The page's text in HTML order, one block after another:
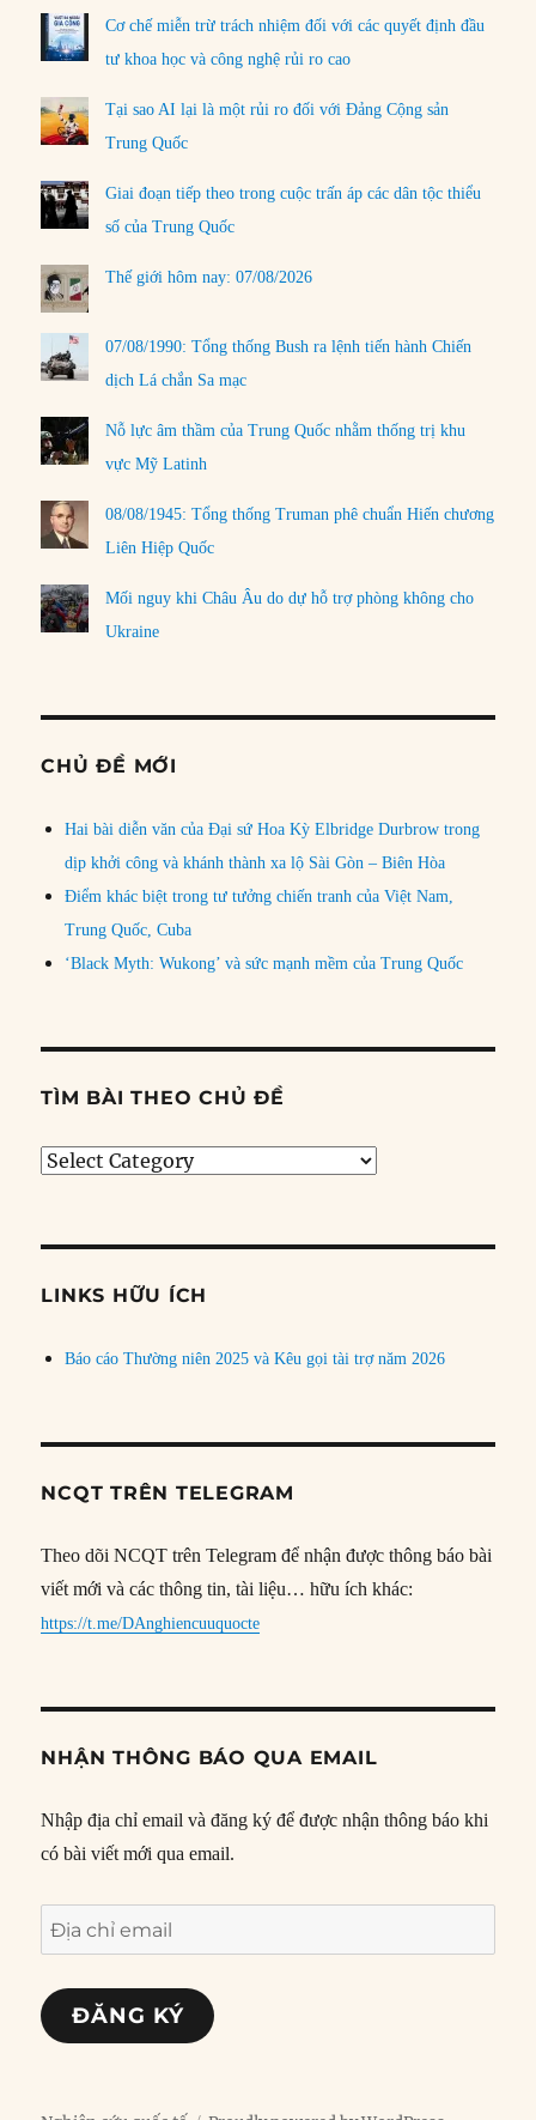
Cơ chế miễn trừ trách nhiệm đối với các quyết định đầu
tư khoa học và công nghệ rủi ro cao
Tại sao AI lại là một rủi ro đối với Đảng Cộng sản
Trung Quốc
Giai đoạn tiếp theo trong cuộc trấn áp các dân tộc thiểu
số của Trung Quốc
Thế giới hôm nay: 07/08/2026
07/08/1990: Tổng thống Bush ra lệnh tiến hành Chiến
dịch Lá chắn Sa mạc
Nỗ lực âm thầm của Trung Quốc nhằm thống trị khu
vực Mỹ Latinh
08/08/1945: Tổng thống Truman phê chuẩn Hiến chương
Liên Hiệp Quốc
Mối nguy khi Châu Âu do dự hỗ trợ phòng không cho
Ukraine
CHỦ ĐỀ MỚI
Hai bài diễn văn của Đại sứ Hoa Kỳ Elbridge Durbrow trong
dịp khởi công và khánh thành xa lộ Sài Gòn – Biên Hòa
Điểm khác biệt trong tư tưởng chiến tranh của Việt Nam,
Trung Quốc, Cuba
‘Black Myth: Wukong’ và sức mạnh mềm của Trung Quốc
TÌM BÀI THEO CHỦ ĐỀ
Tìm
đề
LINKS HỮU ÍCH
Báo cáo Thường niên 2025 và Kêu gọi tài trợ năm 2026
NCQT TRÊN TELEGRAM
Theo dõi NCQT trên Telegram để nhận được thông báo bài
viết mới và các thông tin, tài liệu… hữu ích khác:
https://t.me/DAnghiencuuquocte
NHẬN THÔNG BÁO QUA EMAIL
Nhập địa chỉ email và đăng ký để được nhận thông báo khi
có bài viết mới qua email.
Địa
chỉ
email
ĐĂNG KÝ